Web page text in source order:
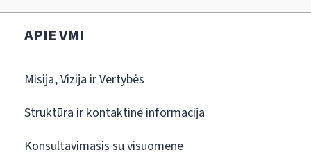
APIE VMI
Misija, Vizija ir Vertybės
Struktūra ir kontaktinė informacija
Konsultavimasis su visuomene